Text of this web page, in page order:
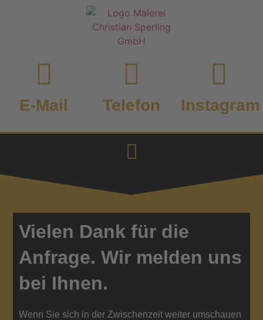
E-Mail Telefon Instagram
Vielen Dank für die
Anfrage. Wir melden uns
bei Ihnen.
Wenn Sie sich in der Zwischenzeit weiter umschauen